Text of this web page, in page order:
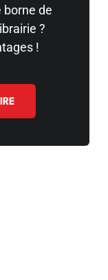
borne de
?
!